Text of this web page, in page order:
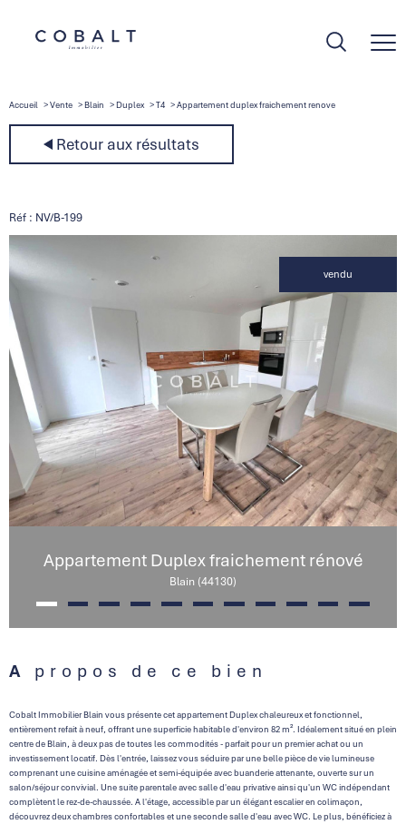
Accueil Vente Blain Duplex T4 Appartement duplex fraichement renove
Retour aux résultats
Réf : NV/B-199
vendu
Appartement Duplex fraichement rénové
Blain (44130)
A propos de ce bien
Cobalt Immobilier Blain vous présente cet appartement Duplex chaleureux et fonctionnel,
entièrement refait à neuf, offrant une superficie habitable d'environ 82 m². Idéalement situé en plein
centre de Blain, à deux pas de toutes les commodités - parfait pour un premier achat ou un
investissement locatif. Dès l'entrée, laissez vous séduire par une belle pièce de vie lumineuse
comprenant une cuisine aménagée et semi-équipée avec buanderie attenante, ouverte sur un
salon/séjour convivial. Une suite parentale avec salle d'eau privative ainsi qu'un WC indépendant
complètent le rez-de-chaussée. A l'étage, accessible par un élégant escalier en colimaçon,
découvrez deux chambres confortables et une seconde salle d'eau avec WC. Le plus, bénéficiez à